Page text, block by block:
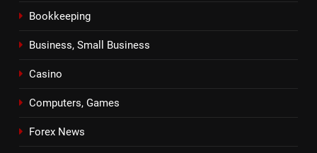
Bookkeeping
Business, Small Business
Casino
Computers, Games
Forex News